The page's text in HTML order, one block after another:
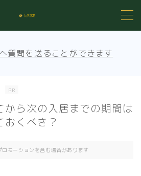
質問を送ることができます
PR
から次の入居までの期間は
おくべき？
ロモーションを含む場合があります